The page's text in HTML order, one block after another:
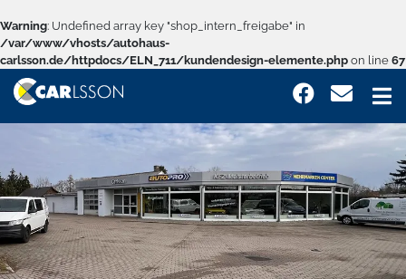
Warning: Undefined array key "shop_intern_freigabe" in
/var/www/vhosts/autohaus-
carlsson.de/httpdocs/ELN_711/kundendesign-elemente.php on line 67